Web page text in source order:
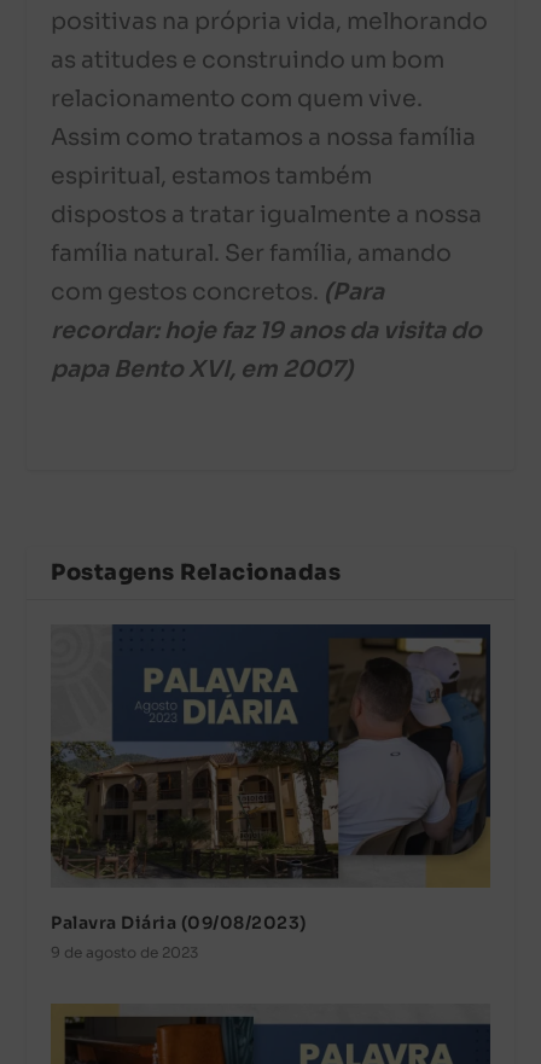
positivas na própria vida, melhorando
as atitudes e construindo um bom
relacionamento com quem vive.
Assim como tratamos a nossa família
espiritual, estamos também
dispostos a tratar igualmente a nossa
família natural. Ser família, amando
com gestos concretos. (Para
recordar: hoje faz 19 anos da visita do
papa Bento XVI, em 2007)
Postagens Relacionadas
Palavra Diária (09/08/2023)
9 de agosto de 2023